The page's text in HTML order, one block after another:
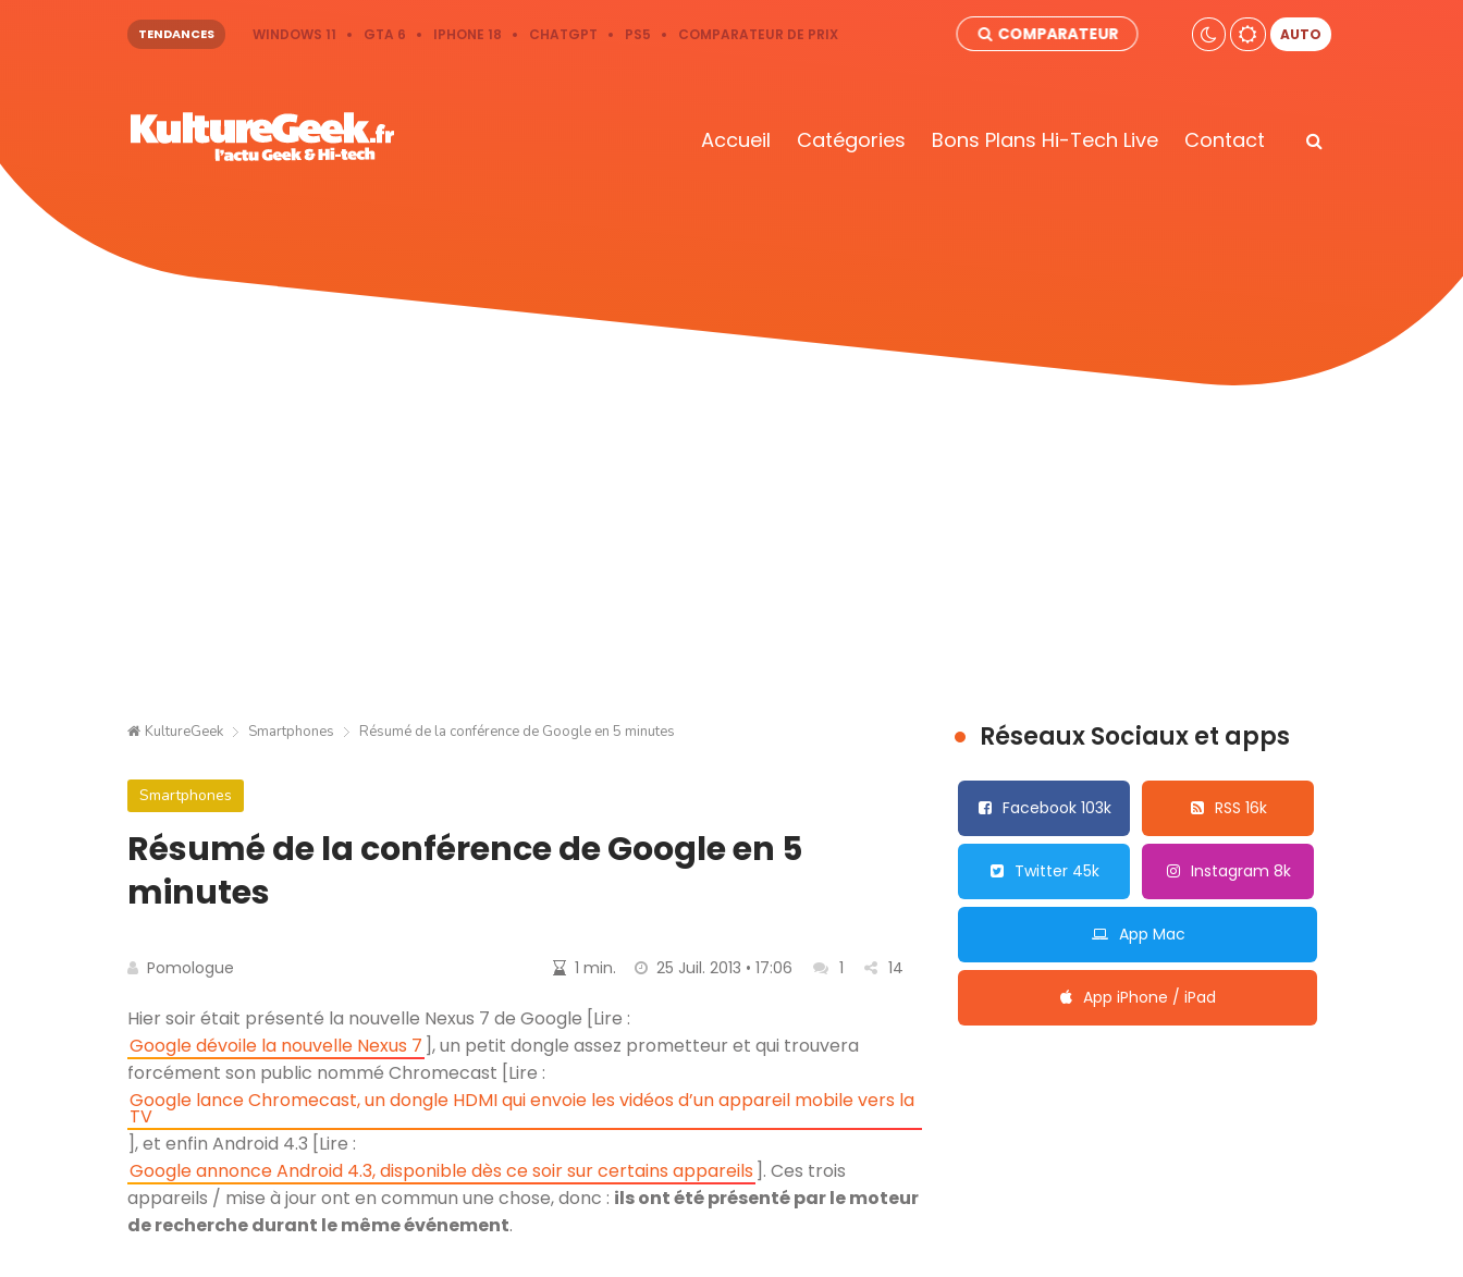
TENDANCES WINDOWS 11 GTA 6 IPHONE 18 CHATGPT PS5 COMPARATEUR DE PRIX COMPARATEUR AUTO
Accueil Catégories Bons Plans Hi-Tech Live Contact
KultureGeek Smartphones Résumé de la conférence de Google en 5 minutes
Smartphones
Résumé de la conférence de Google en 5
minutes
Pomologue 1 min. 25 Juil. 2013 • 17:06 1 14
Hier soir était présenté la nouvelle Nexus 7 de Google [Lire :
Google dévoile la nouvelle Nexus 7 ], un petit dongle assez prometteur et qui trouvera
forcément son public nommé Chromecast [Lire :
Google lance Chromecast, un dongle HDMI qui envoie les vidéos d’un appareil mobile vers la
TV
], et enfin Android 4.3 [Lire :
Google annonce Android 4.3, disponible dès ce soir sur certains appareils ]. Ces trois
appareils / mise à jour ont en commun une chose, donc : ils ont été présenté par le moteur
de recherche durant le même événement.
Réseaux Sociaux et apps
Facebook 103k RSS 16k
Twitter 45k Instagram 8k
App Mac
App iPhone / iPad